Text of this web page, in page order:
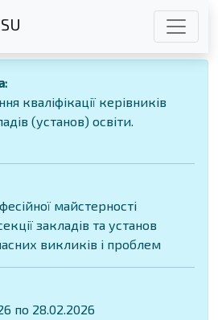
кваліфікації керівників
(установ) освіти.
майстерності
закладів та установ
викликів і проблем
по 28.02.2026